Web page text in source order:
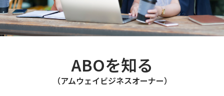
ABOを知る
（アムウェイビジネスオーナー）